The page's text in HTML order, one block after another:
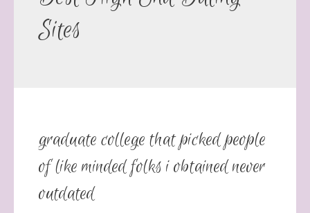
Sites
graduate college that picked people
of like minded folks i obtained never
outdated